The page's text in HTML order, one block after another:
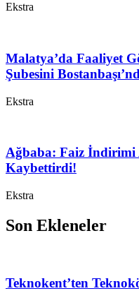
Ekstra
Malatya’da Faaliyet
Şubesini
Ekstra
Ağbaba: Faiz İndirimi
Kaybettirdi!
Ekstra
Son Ekleneler
Teknokent’ten